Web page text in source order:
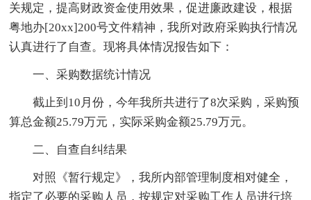
关规定，提高财政资金使用效果，促进廉政建设，根据
粤地办[20xx]200号文件精神，我所对政府采购执行情况
认真进行了自查。现将具体情况报告如下：
一、采购数据统计情况
截止到10月份，今年我所共进行了8次采购，采购预
算总金额25.79万元，实际采购金额25.79万元。
二、自查自纠结果
对照《暂行规定》，我所内部管理制度相对健全，
指定了必要的采购人员，按规定对采购工作人员进行培